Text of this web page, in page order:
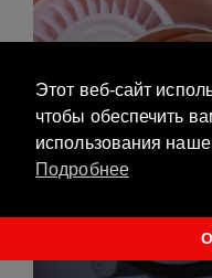
Этот веб-сайт
чтобы обеспечить
использования
Подробнее